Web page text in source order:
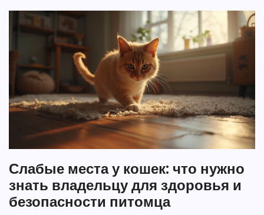
Слабые места у кошек: что нужно
знать владельцу для здоровья и
безопасности питомца